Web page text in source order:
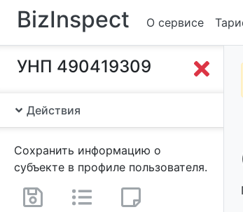
BizInspect О сервисе
УНП 490419309
Действия
Сохранить информацию о
субъекте в профиле пользователя.